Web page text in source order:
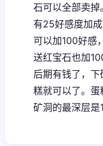
石可以全部卖
有25好感度加
可以加100好感
送红宝石也加
后期有钱了，
糕就可以了。蛋
矿洞的最深层是